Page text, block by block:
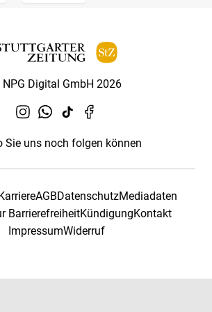
Digital GmbH 2026
Sie uns noch folgen können
AGBDatenschutzMediadaten
BarrierefreiheitKündigungKontakt
ImpressumWiderruf